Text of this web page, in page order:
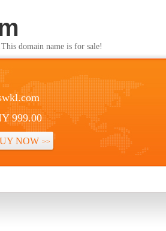
domain name is for sale!
999.00
NOW >>